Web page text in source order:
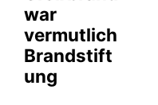
war
vermutlich
Brandstift
ung